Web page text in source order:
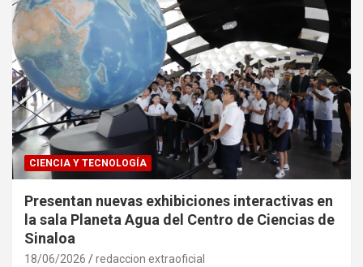
CIENCIA Y TECNOLOGÍA
Presentan nuevas exhibiciones interactivas en
la sala Planeta Agua del Centro de Ciencias de
Sinaloa
18/06/2026 redaccion extraoficial